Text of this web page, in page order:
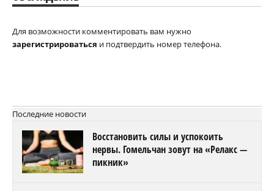
Для возможности комментировать вам нужно
зарегистрироваться и подтвердить номер телефона.
Последние новости
Восстановить силы и успокоить
нервы. Гомельчан зовут на «Релакс —
пикник»